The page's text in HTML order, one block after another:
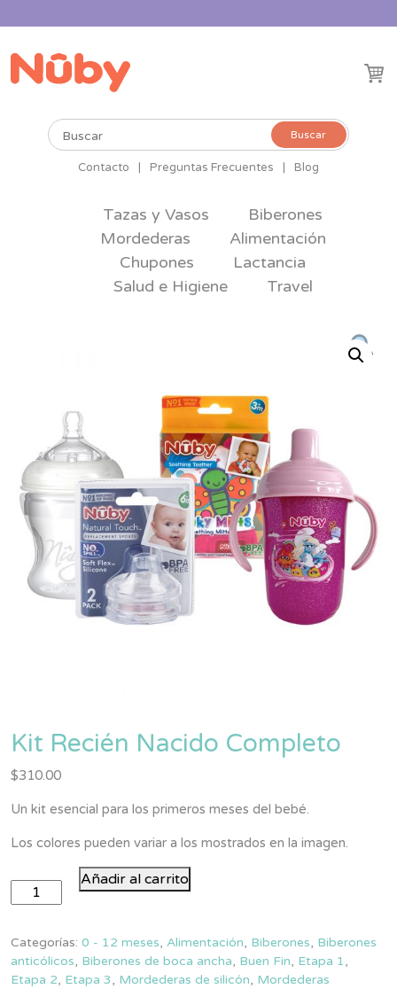
Buscar
Buscar
Contacto Preguntas Frecuentes Blog
Tazas y Vasos
Biberones
Mordederas
Alimentación
Chupones
Lactancia
Salud e Higiene
Travel
Kit Recién Nacido Completo
$310.00
Un kit esencial para los primeros meses del bebé.
Los colores pueden variar a los mostrados en la imagen.
Kit
Recién
Completo
cantidad
Añadir al carrito
Categorías: 0 - 12 meses, Alimentación, Biberones, Biberones
anticólicos, Biberones de boca ancha, Buen Fin, Etapa 1,
Etapa 2, Etapa 3, Mordederas de silicón, Mordederas